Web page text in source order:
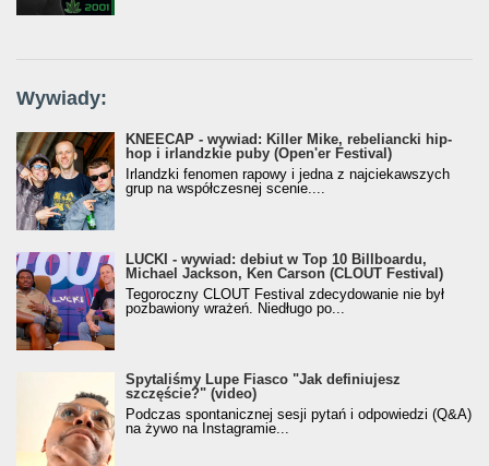
Wywiady:
KNEECAP - wywiad: Killer Mike, rebeliancki hip-
hop i irlandzkie puby (Open'er Festival)
Irlandzki fenomen rapowy i jedna z najciekawszych
grup na współczesnej scenie....
LUCKI - wywiad: debiut w Top 10 Billboardu,
Michael Jackson, Ken Carson (CLOUT Festival)
Tegoroczny CLOUT Festival zdecydowanie nie był
pozbawiony wrażeń. Niedługo po...
Spytaliśmy Lupe Fiasco "Jak definiujesz
szczęście?" (video)
Podczas spontanicznej sesji pytań i odpowiedzi (Q&A)
na żywo na Instagramie...